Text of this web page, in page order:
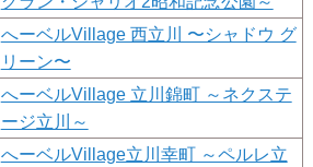
へーベルVillage 西立川 〜シャドウ グ
リーン〜
へーベルVillage 立川錦町 ～ネクステ
ージ立川～
へーベルVillage立川幸町 ～ペルレ立